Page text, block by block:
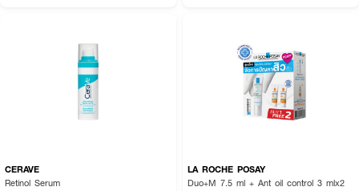
CERAVE
Retinol Serum
LA ROCHE POSAY
Duo+M 7.5 ml + Ant oil control 3 mlx2